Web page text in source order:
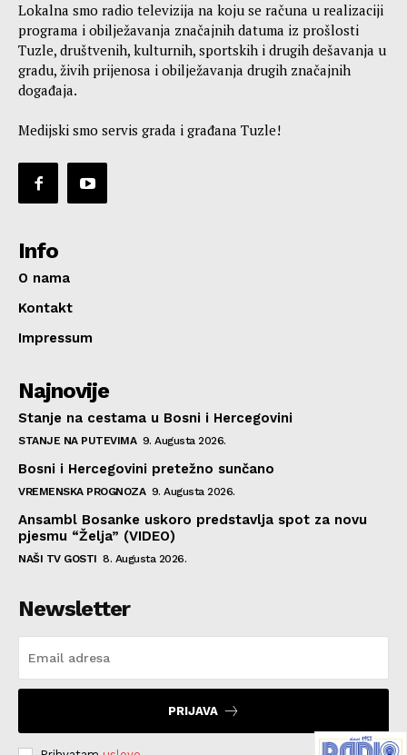
Lokalna smo radio televizija na koju se računa u realizaciji
programa i obilježavanja značajnih datuma iz prošlosti
Tuzle, društvenih, kulturnih, sportskih i drugih dešavanja u
gradu, živih prijenosa i obilježavanja drugih značajnih
događaja.
Medijski smo servis grada i građana Tuzle!
Info
O nama
Kontakt
Impressum
Najnovije
Stanje na cestama u Bosni i Hercegovini
STANJE NA PUTEVIMA 9. Augusta 2026.
Bosni i Hercegovini pretežno sunčano
VREMENSKA PROGNOZA 9. Augusta 2026.
Ansambl Bosanke uskoro predstavlja spot za novu
pjesmu “Želja” (VIDEO)
NAŠI TV GOSTI 8. Augusta 2026.
Newsletter
PRIJAVA